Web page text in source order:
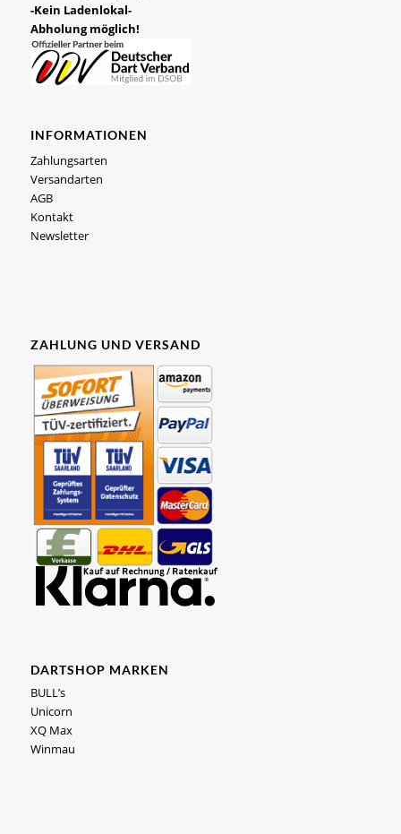
-Kein Ladenlokal-
Abholung möglich!
INFORMATIONEN
Zahlungsarten
Versandarten
AGB
Kontakt
Newsletter
ZAHLUNG UND VERSAND
DARTSHOP MARKEN
BULL’s
Unicorn
XQ Max
Winmau